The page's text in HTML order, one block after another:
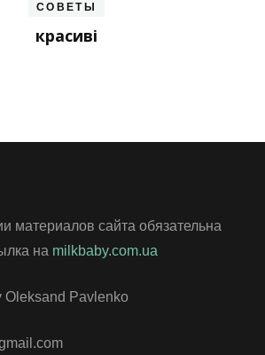
СОВЕТЫ
красиві
материалов сайта обязательна
на milkbaby.com.ua
Oleksand Pavlenko